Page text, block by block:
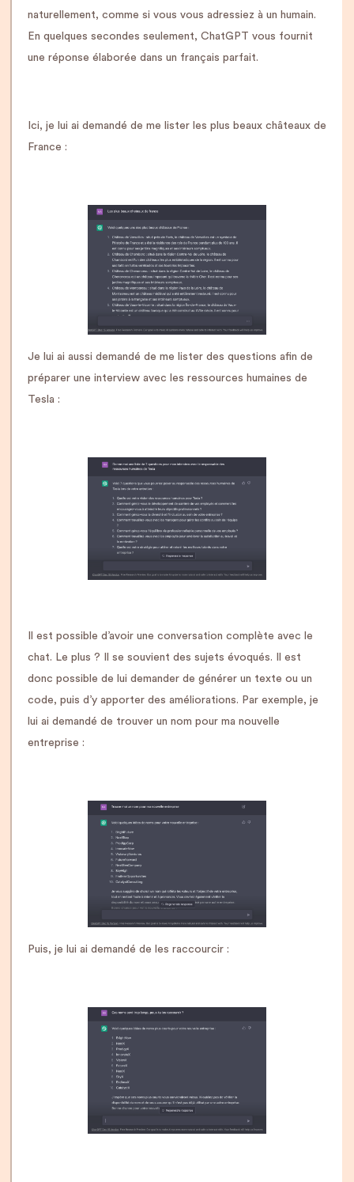
naturellement, comme si vous vous adressiez à un humain.
En quelques secondes seulement, ChatGPT vous fournit
une réponse élaborée dans un français parfait.
Ici, je lui ai demandé de me lister les plus beaux châteaux de
France :
Je lui ai aussi demandé de me lister des questions afin de
préparer une interview avec les ressources humaines de
Tesla :
Il est possible d’avoir une conversation complète avec le
chat. Le plus ? Il se souvient des sujets évoqués. Il est
donc possible de lui demander de générer un texte ou un
code, puis d’y apporter des améliorations. Par exemple, je
lui ai demandé de trouver un nom pour ma nouvelle
entreprise :
Puis, je lui ai demandé de les raccourcir :